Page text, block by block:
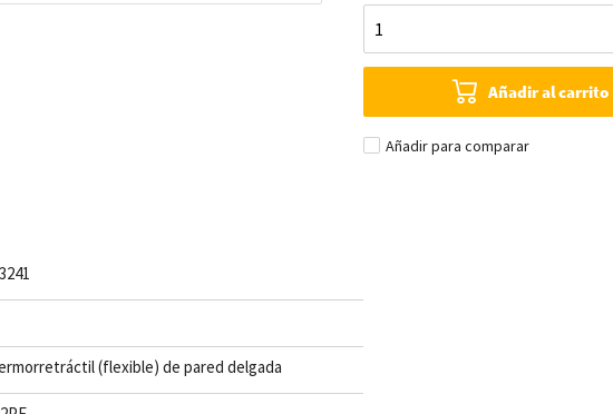
Añadir al carrito
Añadir para comparar
(flexible) de pared delgada